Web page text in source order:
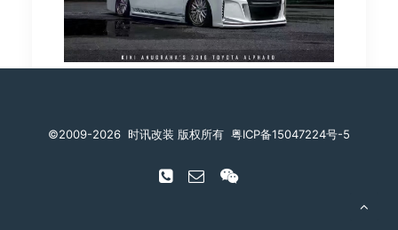
©️2009-2026 时讯改装 版权所有 粤ICP备15047224号-5